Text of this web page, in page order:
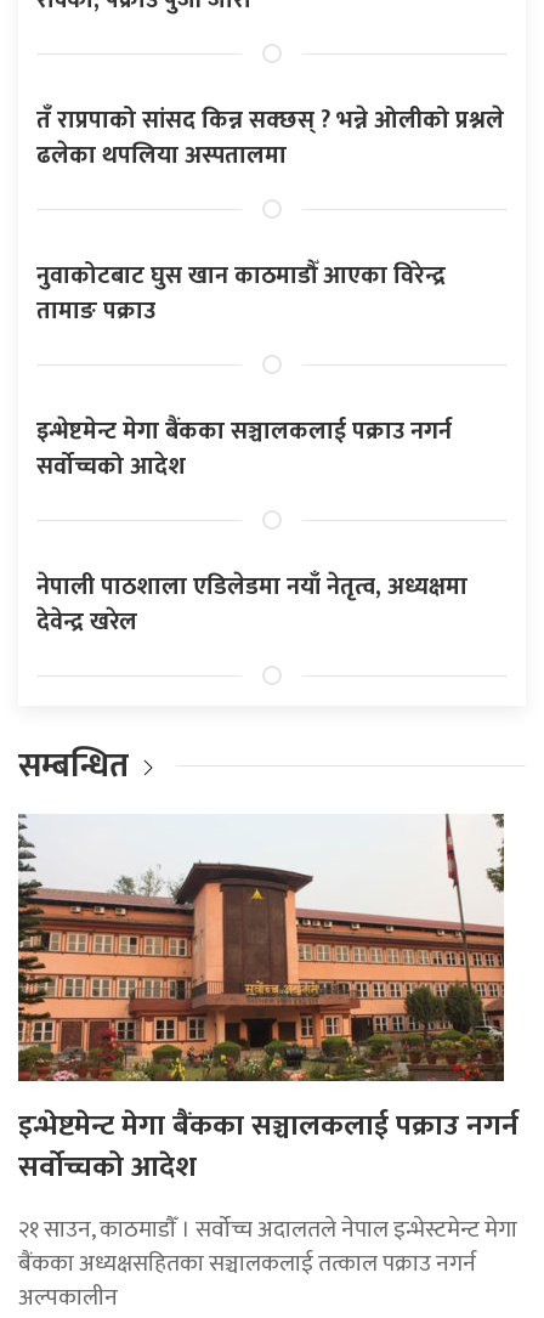
तँ राप्रपाको सांसद किन्न सक्छस् ? भन्ने ओलीको प्रश्नले
ढलेका थपलिया अस्पतालमा
नुवाकोटबाट घुस खान काठमाडौँ आएका विरेन्द्र
तामाङ पक्राउ
इन्भेष्टमेन्ट मेगा बैंकका सञ्चालकलाई पक्राउ नगर्न
सर्वोच्चको आदेश
नेपाली पाठशाला एडिलेडमा नयाँ नेतृत्व, अध्यक्षमा
देवेन्द्र खरेल
सम्बन्धित
इन्भेष्टमेन्ट मेगा बैंकका सञ्चालकलाई पक्राउ नगर्न
सर्वोच्चको आदेश
२१ साउन, काठमाडाैँ । सर्वोच्च अदालतले नेपाल इन्भेस्टमेन्ट मेगा
बैंकका अध्यक्षसहितका सञ्चालकलाई तत्काल पक्राउ नगर्न
अल्पकालीन